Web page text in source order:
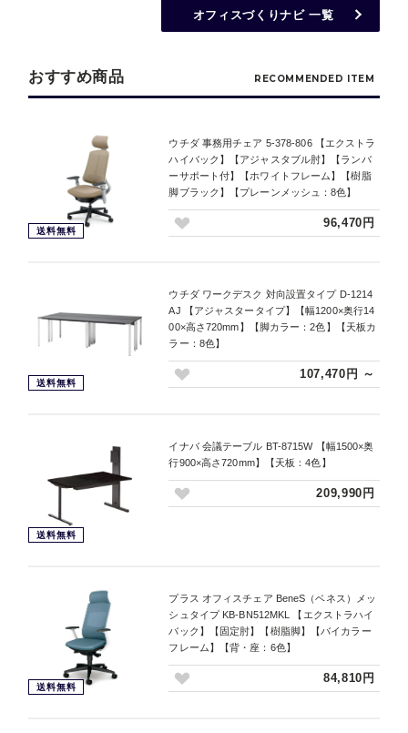
オフィスづくりナビ 一覧
おすすめ商品 RECOMMENDED ITEM
送料無料
ウチダ 事務用チェア 5-378-806 【エクストラ
ハイバック】【アジャスタブル肘】【ランバ
ーサポート付】【ホワイトフレーム】【樹脂
脚ブラック】【プレーンメッシュ：8色】
96,470円
送料無料
ウチダ ワークデスク 対向設置タイプ D-1214
AJ 【アジャスタータイプ】【幅1200×奥行14
00×高さ720mm】【脚カラー：2色】【天板カ
ラー：8色】
107,470円 ～
送料無料
イナバ 会議テーブル BT-8715W 【幅1500×奥
行900×高さ720mm】【天板：4色】
209,990円
送料無料
プラス オフィスチェア BeneS（ベネス）メッ
シュタイプ KB-BN512MKL 【エクストラハイ
バック】【固定肘】【樹脂脚】【バイカラー
フレーム】【背・座：6色】
84,810円